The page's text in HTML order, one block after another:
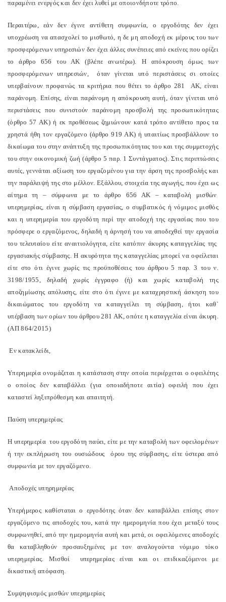
παραμένει ενεργός και δεν έχει λυθεί με οποιονδήποτε τρόπο.
Περαιτέρω, εάν δεν έγινε αντίθετη συμφωνία, ο εργοδότης δεν έχει
υποχρέωση να απασχολεί το μισθωτό, η δε μη αποδοχή εκ μέρους του των
προσφερόμενων υπηρεσιών δεν έχει άλλες συνέπειες από εκείνες που ορίζει
το άρθρο 656 του ΑΚ (βλέπε ανωτέρω). Η απόκρουση όμως των
προσφερόμενων υπηρεσιών, όταν γίνεται υπό περιστάσεις σι οποίες
υπερβαίνουν προφανώς τα κριτήρια που θέτει το άρθρο 281 ΑΚ, είναι
παράνομη. Επίσης, είναι παράνομη η απόκρουση αυτή, όταν γίνεται υπό
περιστάσεις που συνιστούν παράνομη προσβολή της προσωπικότητας
(όρθρο 57 ΑΚ) ή εκ προθέσεως ζημιώνουν κατά τρόπο αντίθετο προς τα
χρηστά ήθη τον εργαζόμενο (άρθρο 919 ΑΚ) ή υπαιτίως προσβάλλουν το
δικαίωμα του στην ανάπτυξη της προσωπικότητας του και της συμμετοχής
του στην οικονομική ζωή (άρθρο 5 παρ. 1 Συντάγματος). Στις περιπτώσεις
αυτές, γεννάται αξίωση του εργαζομένου για την άρση της προσβολής και
την παράλειψή της στο μέλλον. Εξάλλου, στοιχεία της αγωγής, που έχει ως
αίτημα τη – σύμφωνα με το άρθρο 656 ΑΚ – καταβολή μισθών
υπερημερίας, είναι η σύμβαση εργασίας, ο συμβατικός ή νόμιμος μισθός
και η υπερημερία του εργοδότη περί την αποδοχή της εργασίας που του
πρόσφερε ο εργαζόμενος, δηλαδή η άρνησή του να αποδεχθεί την εργασία
του τελευταίου είτε αναιτιολόγητα, είτε κατόπιν άκυρης καταγγελίας της
εργασιακής σύμβασης. Η ακυρότητα της καταγγελίας μπορεί να οφείλεται
είτε στο ότι έγινε χωρίς τις προϋποθέσεις του άρθρου 5 παρ. 3 του ν.
3198/1955, δηλαδή χωρίς έγγραφο (ή) και χωρίς καταβολή της
αποζημίωσης απόλυσης, είτε στο ότι έγινε με καταχρηστική άσκηση του
δικαιώματος του εργοδότη να καταγγείλει τη σύμβαση, ήτοι καθ`
υπέρβαση των ορίων του άρθρου 281 ΑΚ, οπότε η καταγγελία είναι άκυρη.
(ΑΠ 864/2015)
Εν κατακλείδι,
Υπερημερία ονομάζεται η κατάσταση στην οποία περιέρχεται ο οφειλέτης
ο οποίος δεν καταβάλλει (για οποιαδήποτε αιτία) οφειλή που έχει
καταστεί ληξιπρόθεσμη και απαιτητή.
Παύση υπερημερίας
Η υπερημερία του εργοδότη παύει, είτε με την καταβολή των οφειλομένων
ή την εκπλήρωση του ουσιώδους όρου της σύμβασης, είτε ύστερα από
συμφωνία με τον εργαζόμενο.
Αποδοχές υπηρημερίας
Υπερήμερος καθίσταται ο εργοδότης όταν δεν καταβάλλει επίσης στον
εργαζόμενο τις αποδοχές του, κατά την ημερομηνία που έχει μεταξύ τους
συμφωνηθεί, από την ημερομηνία αυτή και μετά, οι οφειλόμενες αποδοχές
θα καταβληθούν προσαυξημένες με τον αναλογούντα νόμιμο τόκο
υπερημερίας. Μισθοί υπερημερίας είναι και οι επιδικαζόμενοι με
δικαστική απόφαση.
Συμψηφισμός μισθών υπερημερίας